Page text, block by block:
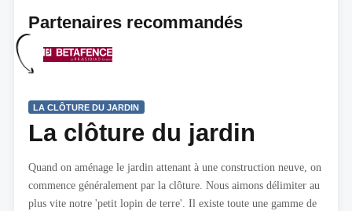
Partenaires recommandés
LA CLÔTURE DU JARDIN
La clôture du jardin
Quand on aménage le jardin attenant à une construction neuve, on
commence généralement par la clôture. Nous aimons délimiter au
plus vite notre 'petit lopin de terre'. Il existe toute une gamme de